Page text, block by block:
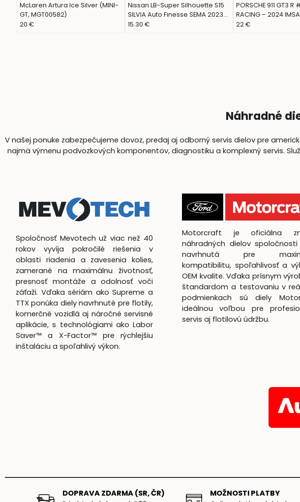
McLaren Artura Ice Silver (MINI-
GT, MGT00582)
20 €
Nissan LB-Super Silhouette S15
SILVIA Auto Finesse SEMA 2023
(MINI GT, QZ00502)
15.30 €
PORSCHE 911 GT3 R
RACING – 2024
AMERICA (MINI GT,
22 €
Náhradné
V našej ponuke zabezpečujeme dovoz, predaj aj odborný servis dielov pre
najmä výmenu podvozkových komponentov, diagnostiku a komplexný servis.
Spoločnosť Mevotech už viac než 40
rokov vyvíja pokročilé riešenia v
oblasti riadenia a zavesenia kolies,
zamerané na maximálnu životnosť,
presnosť montáže a odolnosť voči
záťaži. Vďaka sériám ako Supreme a
TTX ponúka diely navrhnuté pre flotily,
komerčné vozidlá aj náročné servisné
aplikácie, s technológiami ako Labor
Saver™ a X-Factor™ pre rýchlejšiu
inštaláciu a spoľahlivý výkon.
Motorcraft je oficiálna
náhradných dielov spoločnosti
navrhnutá pre
kompatibilitu, spoľahlivosť a
OEM kvalite. Vďaka prísnym
štandardom a testovaniu v
podmienkach sú diely
ideálnou voľbou pre
servis aj flotilovú údržbu.
DOPRAVA ZDARMA (SR, ČR)
MOŽNOSTI PLATBY